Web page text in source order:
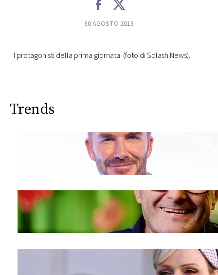
30 AGOSTO 2013
I protagonisti della prima giornata (foto di Splash News).
Trends